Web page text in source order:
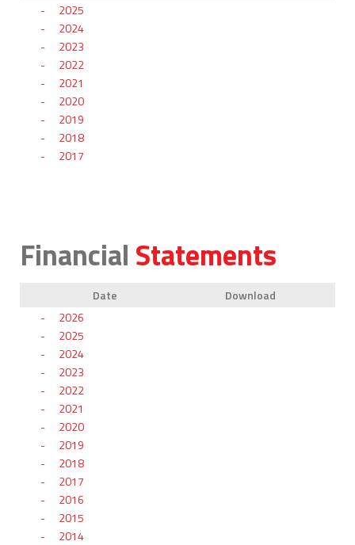
2025
2024
2023
2022
2021
2020
2019
2018
2017
Financial Statements
Date
Download
2026
2025
2024
2023
2022
2021
2020
2019
2018
2017
2016
2015
2014